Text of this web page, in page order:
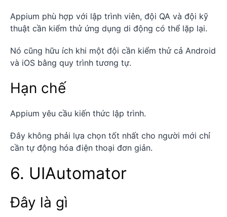
Appium phù hợp với lập trình viên, đội QA và đội kỹ
thuật cần kiểm thử ứng dụng di động có thể lặp lại.
Nó cũng hữu ích khi một đội cần kiểm thử cả Android
và iOS bằng quy trình tương tự.
Hạn chế
Appium yêu cầu kiến thức lập trình.
Đây không phải lựa chọn tốt nhất cho người mới chỉ
cần tự động hóa điện thoại đơn giản.
6. UIAutomator
Đây là gì